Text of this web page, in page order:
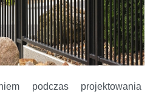
podczas projektowania